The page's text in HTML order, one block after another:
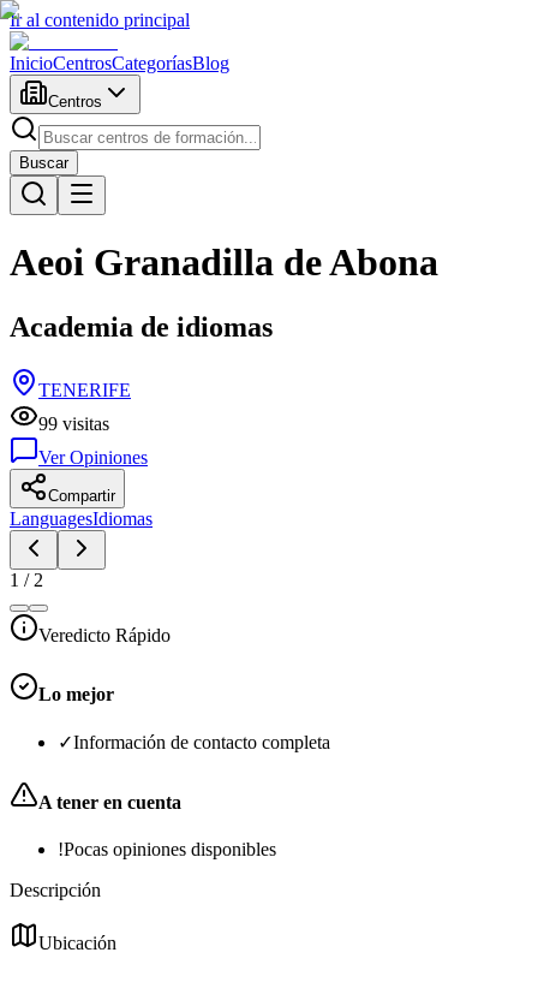
Ir al contenido principal
InicioCentrosCategoríasBlog
Centros
Buscar
Aeoi Granadilla de Abona
Academia de idiomas
TENERIFE
99 visitas
Ver Opiniones
Compartir
LanguagesIdiomas
1 / 2
Veredicto Rápido
Lo mejor
✓Información de contacto completa
A tener en cuenta
!Pocas opiniones disponibles
Descripción
Ubicación